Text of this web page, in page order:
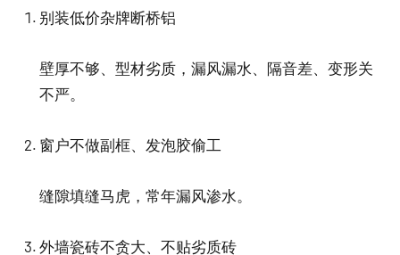
别装低价杂牌断桥铝
壁厚不够、型材劣质，漏风漏水、隔音差、变形关
不严。
窗户不做副框、发泡胶偷工
缝隙填缝马虎，常年漏风渗水。
外墙瓷砖不贪大、不贴劣质砖